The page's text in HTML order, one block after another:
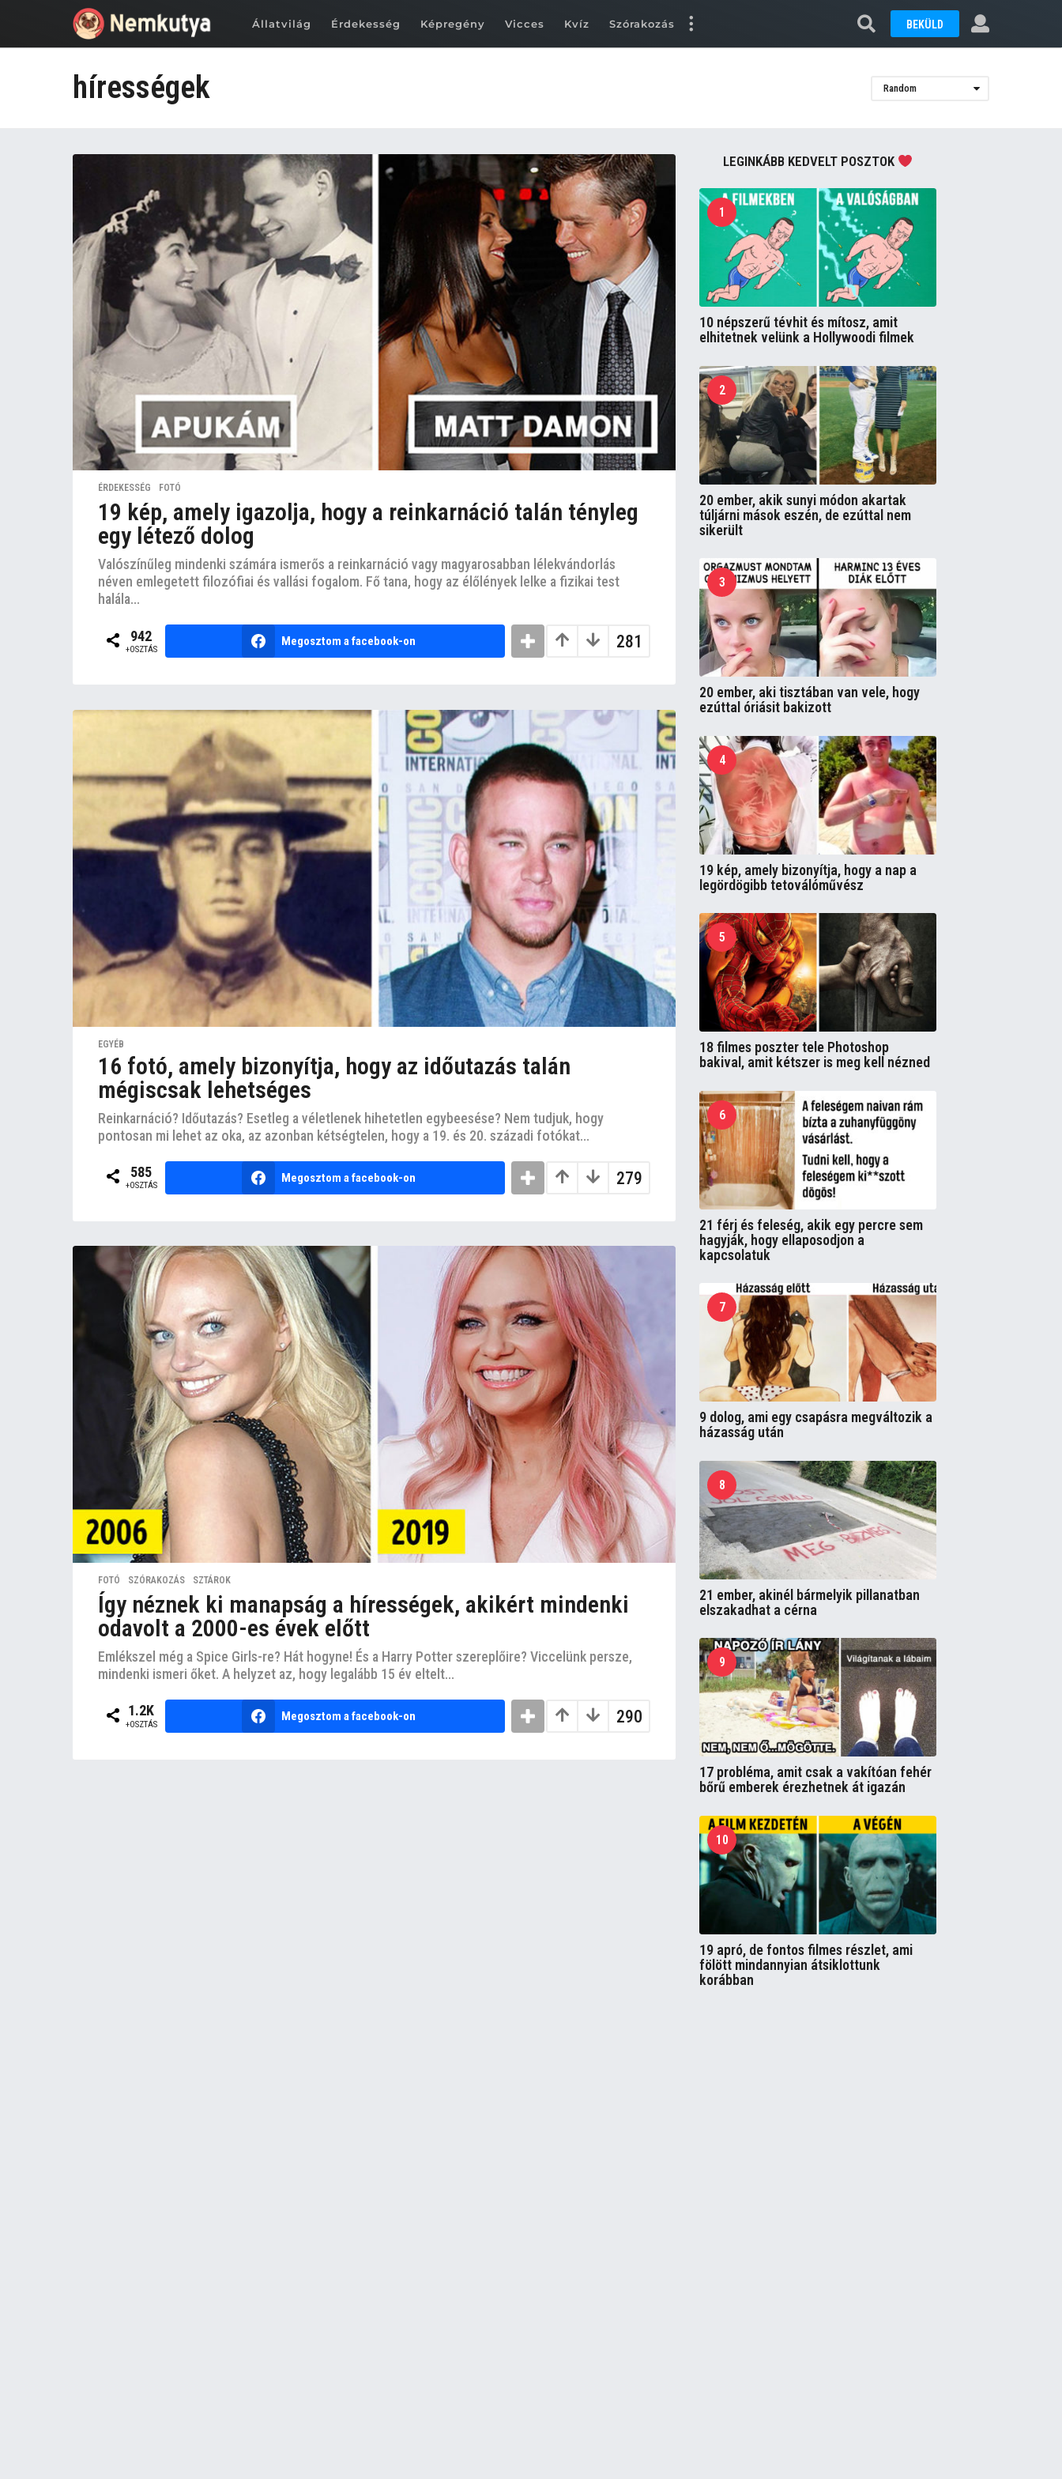
Állatvilág Érdekesség Képregény Vicces Kvíz Szórakozás BEKÜLD
hírességek Random
ÉRDEKESSÉG ,FOTÓ
19 kép, amely igazolja, hogy a reinkarnáció talán tényleg
egy létező dolog
Valószínűleg mindenki számára ismerős a reinkarnáció vagy magyarosabban lélekvándorlás
néven emlegetett filozófiai és vallási fogalom. Fő tana, hogy az élőlények lelke a fizikai test
halála...
281
942
+OSZTÁS
Megosztom a facebook-on
EGYÉB
16 fotó, amely bizonyítja, hogy az időutazás talán
mégiscsak lehetséges
Reinkarnáció? Időutazás? Esetleg a véletlenek hihetetlen egybeesése? Nem tudjuk, hogy
pontosan mi lehet az oka, az azonban kétségtelen, hogy a 19. és 20. századi fotókat...
279
585
+OSZTÁS
Megosztom a facebook-on
FOTÓ ,SZÓRAKOZÁS ,SZTÁROK
Így néznek ki manapság a hírességek, akikért mindenki
odavolt a 2000-es évek előtt
Emlékszel még a Spice Girls-re? Hát hogyne! És a Harry Potter szereplőire? Viccelünk persze,
mindenki ismeri őket. A helyzet az, hogy legalább 15 év eltelt...
290
1.2K
+OSZTÁS
Megosztom a facebook-on
LEGINKÁBB KEDVELT POSZTOK
1
10 népszerű tévhit és mítosz, amit
elhitetnek velünk a Hollywoodi filmek
2
20 ember, akik sunyi módon akartak
túljárni mások eszén, de ezúttal nem
sikerült
3
20 ember, aki tisztában van vele, hogy
ezúttal óriásit bakizott
4
19 kép, amely bizonyítja, hogy a nap a
legördögibb tetoválóművész
5
18 filmes poszter tele Photoshop
bakival, amit kétszer is meg kell nézned
6
21 férj és feleség, akik egy percre sem
hagyják, hogy ellaposodjon a
kapcsolatuk
7
9 dolog, ami egy csapásra megváltozik a
házasság után
8
21 ember, akinél bármelyik pillanatban
elszakadhat a cérna
9
17 probléma, amit csak a vakítóan fehér
bőrű emberek érezhetnek át igazán
10
19 apró, de fontos filmes részlet, ami
fölött mindannyian átsiklottunk
korábban